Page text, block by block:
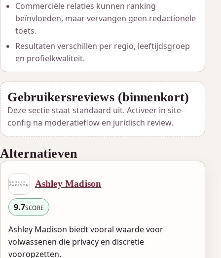
Commerciële relaties kunnen ranking
beïnvloeden, maar vervangen geen redactionele
toets.
Resultaten verschillen per regio, leeftijdsgroep
en profielkwaliteit.
Gebruikersreviews (binnenkort)
Deze sectie staat standaard uit. Activeer in site-
config na moderatieflow en juridisch review.
Alternatieven
Ashley Madison
9.7SCORE
Ashley Madison biedt vooral waarde voor
volwassenen die privacy en discretie
vooropzetten.